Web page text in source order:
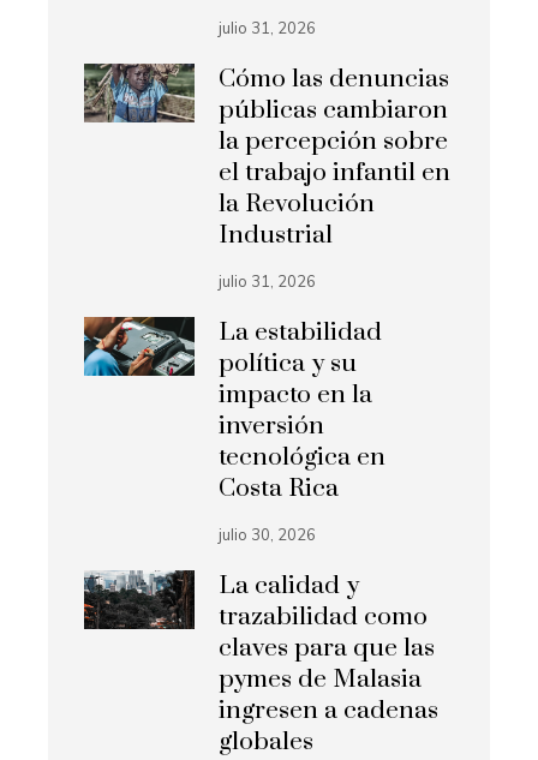
julio 31, 2026
Cómo las denuncias
públicas cambiaron
la percepción sobre
el trabajo infantil en
la Revolución
Industrial
julio 31, 2026
La estabilidad
política y su
impacto en la
inversión
tecnológica en
Costa Rica
julio 30, 2026
La calidad y
trazabilidad como
claves para que las
pymes de Malasia
ingresen a cadenas
globales